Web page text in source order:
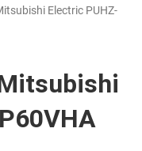
Electric PUHZ-